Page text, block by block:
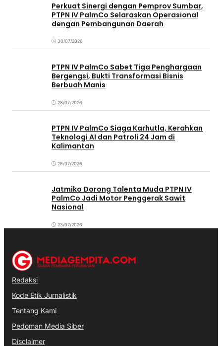
Perkuat Sinergi dengan Pemprov Sumbar,
PTPN IV PalmCo Selaraskan Operasional
dengan Pembangunan Daerah
30/07/2026
PTPN IV PalmCo Sabet Tiga Penghargaan
Bergengsi, Bukti Transformasi Bisnis
Berbuah Manis
28/07/2026
PTPN IV PalmCo Siaga Karhutla, Kerahkan
Teknologi AI dan Patroli 24 Jam di
Kalimantan
28/07/2026
Jatmiko Dorong Talenta Muda PTPN IV
PalmCo Jadi Motor Penggerak Sawit
Nasional
23/07/2026
Redaksi
Kode Etik Jurnalistik
Tentang Kami
Pedoman Media Siber
Disclaimer